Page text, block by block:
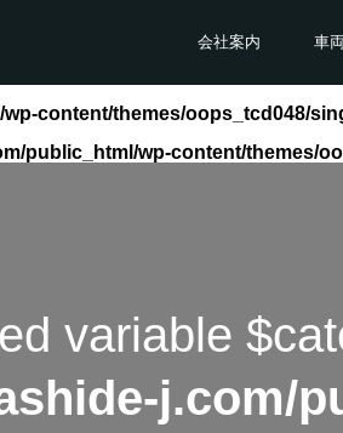
会社案内 車
content/themes/oops_tcd048/
public_html/wp-content/themes/
variable
j.com/